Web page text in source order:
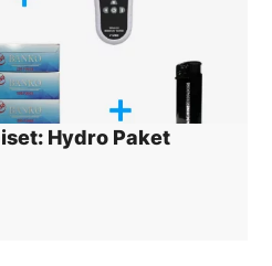
Hydro Paket